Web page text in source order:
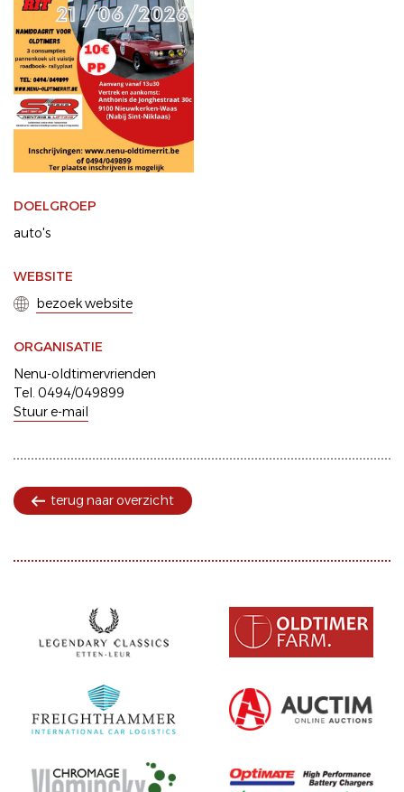
DOELGROEP
auto's
WEBSITE
bezoek website
ORGANISATIE
Nenu-oldtimervrienden
Tel. 0494/049899
Stuur e-mail
terug naar overzicht